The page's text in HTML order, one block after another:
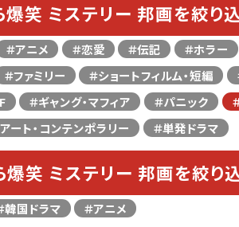
爆笑 ミステリー 邦画を絞り
＃アニメ ＃恋愛 ＃伝記 ＃ホラー
＃ファミリー ＃ショートフィルム・短編
＃ギャング・マフィア ＃パニック
ート・コンテンポラリー ＃単発ドラマ
爆笑 ミステリー 邦画を絞り
韓国ドラマ ＃アニメ